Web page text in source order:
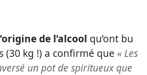
de l’alcool qu’ont bu
(30 kg !) a confirmé que « Les
un pot de spiritueux que